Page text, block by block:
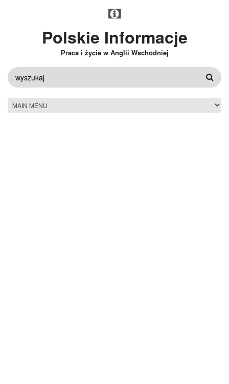
Polskie Informacje
Praca i życie w Anglii Wschodniej
FORMULARZ
WYSZUKIWANIA